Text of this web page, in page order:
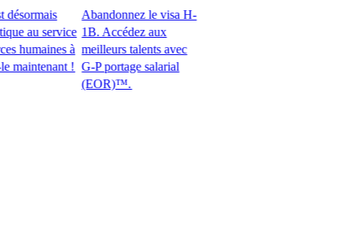
service
à
!​​
Abandonnez le visa H-
1B. Accédez aux
meilleurs talents avec
G-P portage salarial
(EOR)™.​​